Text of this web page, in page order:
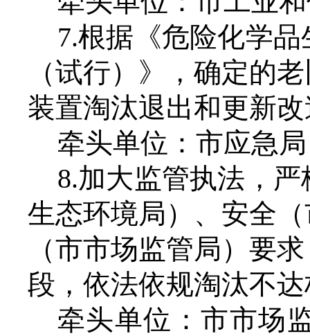
7.根据《危险化学
（试行）》，确定的
装置淘汰退出和更新
牵头单位：市应急局
8.加大监管执法，
生态环境局 ）、安全（
（市市场监管局 ）要
段，依法依规淘汰不
牵头单位：市市场